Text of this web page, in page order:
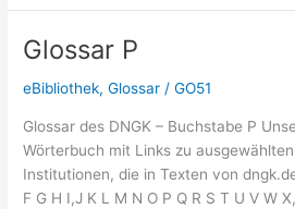
Gesundheitskompetenz
Glossar P
eBibliothek,Glossar /GO51
Glossar des DNGK – Buchstabe P
Wörterbuch mit Links zu
Institutionen, die in Texten von
F G H I,J K L M N O P Q R S T U V W